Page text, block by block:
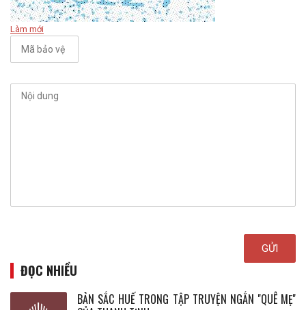
Làm mới
ĐỌC NHIỀU
BẢN SẮC HUẾ TRONG TẬP TRUYỆN NGẮN ''QUÊ MẸ''